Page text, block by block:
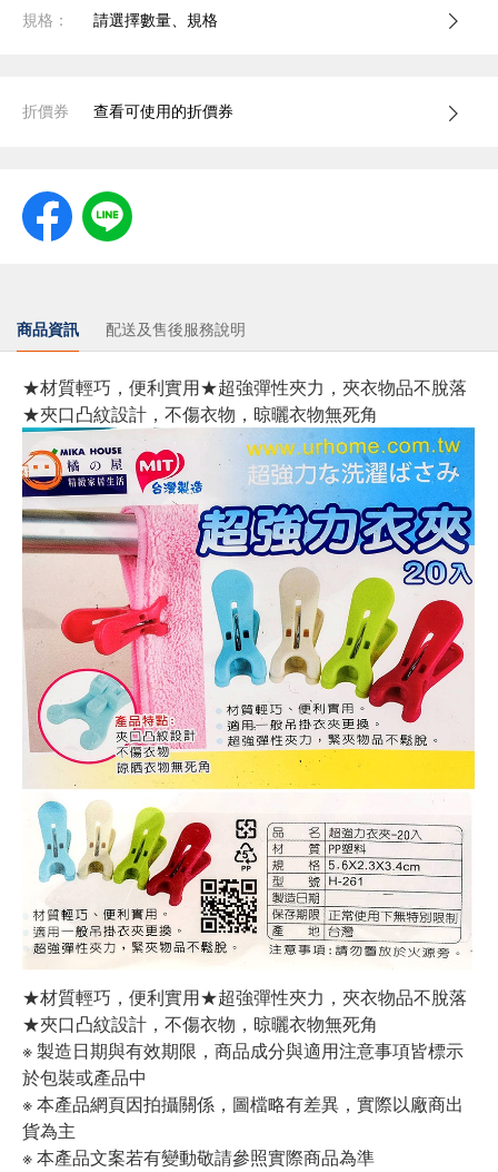
規格： 請選擇數量、規格
折價券 查看可使用的折價券
商品資訊 配送及售後服務說明
★材質輕巧，便利實用★超強彈性夾力，夾衣物品不脫落
★夾口凸紋設計，不傷衣物，晾曬衣物無死角
★材質輕巧，便利實用★超強彈性夾力，夾衣物品不脫落
★夾口凸紋設計，不傷衣物，晾曬衣物無死角
※ 製造日期與有效期限，商品成分與適用注意事項皆標示
於包裝或產品中
※ 本產品網頁因拍攝關係，圖檔略有差異，實際以廠商出
貨為主
※ 本產品文案若有變動敬請參照實際商品為準